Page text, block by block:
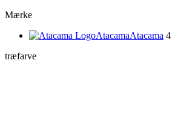
Mærke
AtacamaAtacama 4
træfarve